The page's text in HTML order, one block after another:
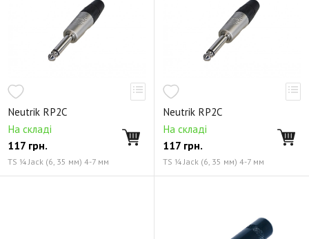
Neutrik RP2C
На складі
117 грн.
TS ¼ Jack (6, 35 мм) 4-7 мм
Neutrik RP2C
На складі
117 грн.
TS ¼ Jack (6, 35 мм) 4-7 мм